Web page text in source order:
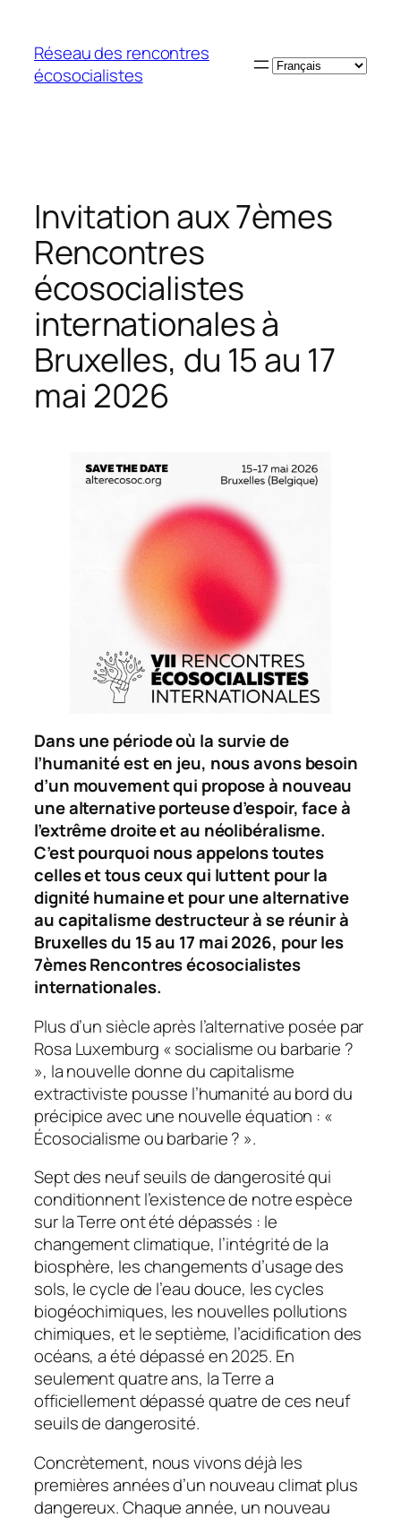
contenu
Réseau des rencontres
écosocialistes
Choisir
Invitation aux 7èmes
Rencontres
écosocialistes
internationales à
Bruxelles, du 15 au 17
mai 2026
Dans une période où la survie de
l’humanité est en jeu, nous avons besoin
d’un mouvement qui propose à nouveau
une alternative porteuse d’espoir, face à
l’extrême droite et au néolibéralisme.
C’est pourquoi nous appelons toutes
celles et tous ceux qui luttent pour la
dignité humaine et pour une alternative
au capitalisme destructeur à se réunir à
Bruxelles du 15 au 17 mai 2026, pour les
7èmes Rencontres écosocialistes
internationales.
Plus d’un siècle après l’alternative posée par
Rosa Luxemburg « socialisme ou barbarie ?
», la nouvelle donne du capitalisme
extractiviste pousse l’humanité au bord du
précipice avec une nouvelle équation : «
Écosocialisme ou barbarie ? ».
Sept des neuf seuils de dangerosité qui
conditionnent l’existence de notre espèce
sur la Terre ont été dépassés : le
changement climatique, l’intégrité de la
biosphère, les changements d’usage des
sols, le cycle de l’eau douce, les cycles
biogéochimiques, les nouvelles pollutions
chimiques, et le septième, l’acidification des
océans, a été dépassé en 2025. En
seulement quatre ans, la Terre a
officiellement dépassé quatre de ces neuf
seuils de dangerosité.
Concrètement, nous vivons déjà les
premières années d’un nouveau climat plus
dangereux. Chaque année, un nouveau